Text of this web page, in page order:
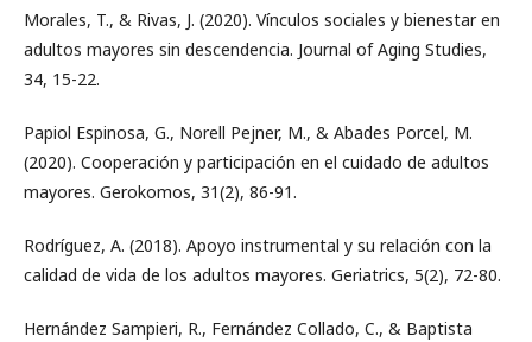
Morales, T., & Rivas, J. (2020). Vínculos sociales y bienestar en
adultos mayores sin descendencia. Journal of Aging Studies,
34, 15-22.
Papiol Espinosa, G., Norell Pejner, M., & Abades Porcel, M.
(2020). Cooperación y participación en el cuidado de adultos
mayores. Gerokomos, 31(2), 86-91.
Rodríguez, A. (2018). Apoyo instrumental y su relación con la
calidad de vida de los adultos mayores. Geriatrics, 5(2), 72-80.
Hernández Sampieri, R., Fernández Collado, C., & Baptista